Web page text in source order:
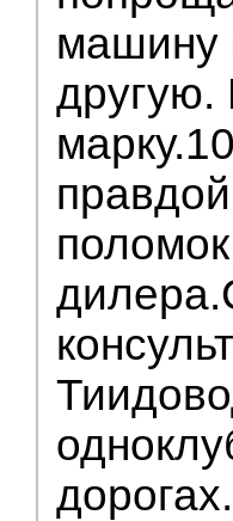
машину
другую.